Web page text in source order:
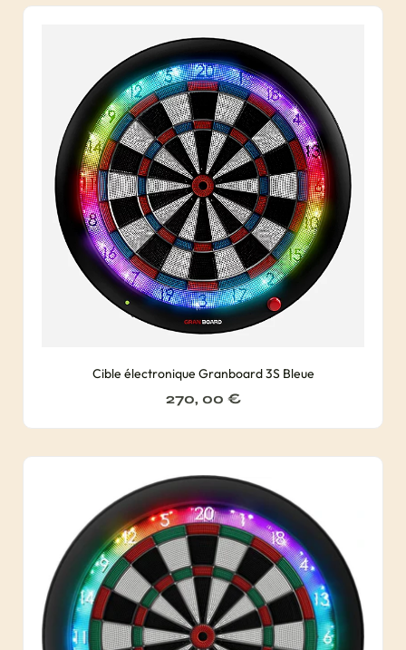
Cible électronique Granboard 3S Bleue
270, 00 €